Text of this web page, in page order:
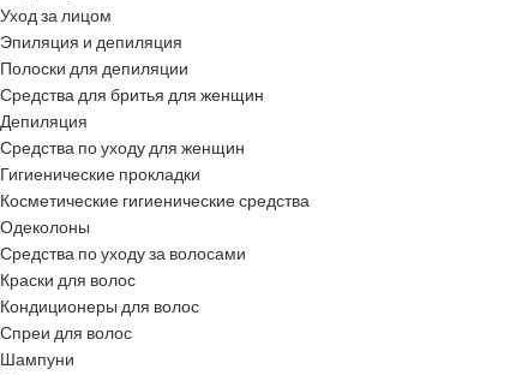
Уход за лицом
Эпиляция и депиляция
Полоски для депиляции
Средства для бритья для женщин
Депиляция
Средства по уходу для женщин
Гигиенические прокладки
Косметические гигиенические средства
Одеколоны
Средства по уходу за волосами
Краски для волос
Кондиционеры для волос
Спреи для волос
Шампуни